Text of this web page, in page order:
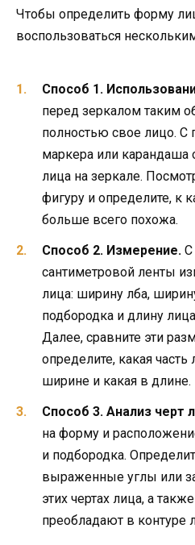
Чтобы определить форму
воспользоваться
Способ 1.
перед зеркалом таким
полностью свое лицо.
маркера или карандаша
лица на зеркале.
фигуру и определите, к
больше всего похожа.
Способ 2. Измерение. С
сантиметровой ленты
лица: ширину лба,
подбородка и длину
Далее, сравните эти
определите, какая
ширине и какая в длине.
Способ 3. Анализ черт
на форму и
и подбородка.
выраженные углы или
этих чертах лица, а
преобладают в контуре